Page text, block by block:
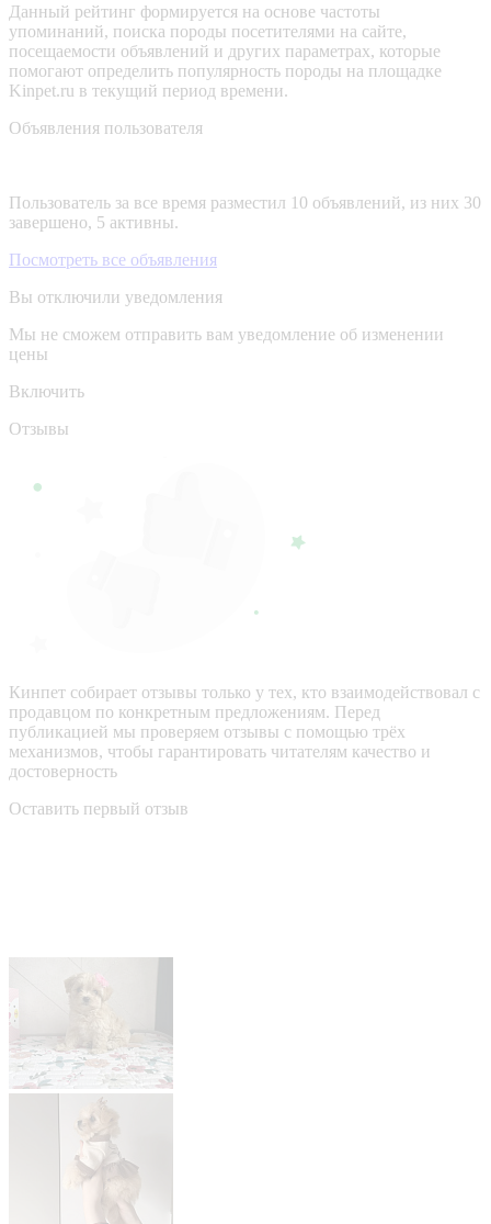
Данный рейтинг формируется на основе частоты
упоминаний, поиска породы посетителями на сайте,
посещаемости объявлений и других параметрах, которые
помогают определить популярность породы на площадке
Kinpet.ru в текущий период времени.
Объявления пользователя
Пользователь за все время разместил 10 объявлений, из них 30
завершено, 5 активны.
Посмотреть все объявления
Вы отключили уведомления
Мы не сможем отправить вам уведомление об изменении
цены
Включить
Отзывы
Кинпет собирает отзывы только у тех, кто взаимодействовал с
продавцом по конкретным предложениям. Перед
публикацией мы проверяем отзывы с помощью трёх
механизмов, чтобы гарантировать читателям качество и
достоверность
Оставить первый отзыв